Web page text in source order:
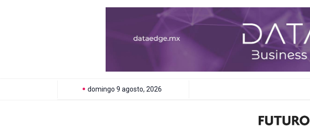
domingo 9 agosto, 2026